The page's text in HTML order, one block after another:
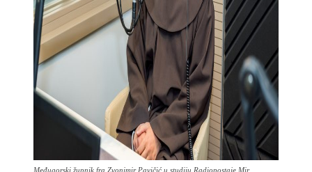
Međugorski župnik fra Zvonimir Pavičić u studiju Radiopostaje Mir